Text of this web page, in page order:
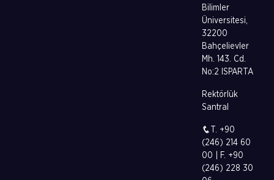
Bilimler
Üniversitesi,
32200
Bahçelievler
Mh. 143. Cd.
No:2 ISPARTA
Rektörlük
Santral
T. +90
(246) 214 60
00 | F. +90
(246) 228 30